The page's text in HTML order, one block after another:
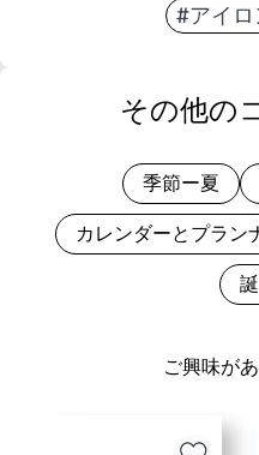
#アイロ
ご興味が
その他の
季節ー夏
カレンダーとプラン